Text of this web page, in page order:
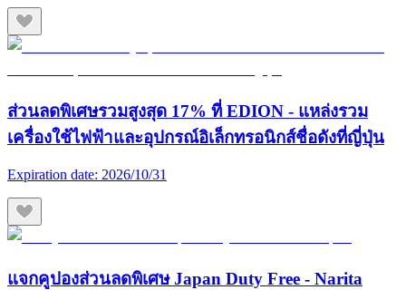
ส่วนลดพิเศษรวมสูงสุด 17% ที่ EDION - แหล่งรวม
เครื่องใช้ไฟฟ้าและอุปกรณ์อิเล็กทรอนิกส์ชื่อดังที่ญี่ปุ่น
Expiration date: 2026/10/31
แจกคูปองส่วนลดพิเศษ Japan Duty Free - Narita